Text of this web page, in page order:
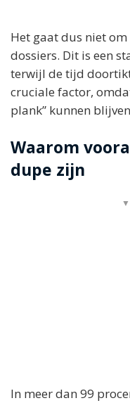
Het gaat dus niet
dossiers. Dit is een
terwijl de tijd
cruciale factor,
plank” kunnen
Waarom
dupe zijn
▼
In meer dan 99